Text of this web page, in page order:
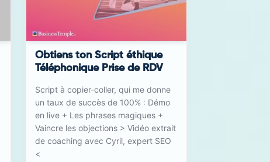
Obtiens ton Script éthique
Téléphonique Prise de RDV
Script à copier-coller, qui me donne
un taux de succès de 100% : Démo
en live + Les phrases magiques +
Vaincre les objections > Vidéo extrait
de coaching avec Cyril, expert SEO
<